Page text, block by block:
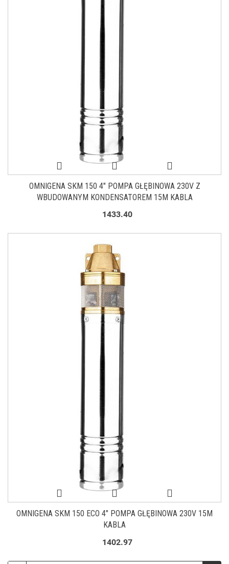
OMNIGENA SKM 150 4" POMPA GŁĘBINOWA 230V Z
WBUDOWANYM KONDENSATOREM 15M KABLA
1433.40
OMNIGENA SKM 150 ECO 4" POMPA GŁĘBINOWA 230V 15M
KABLA
1402.97